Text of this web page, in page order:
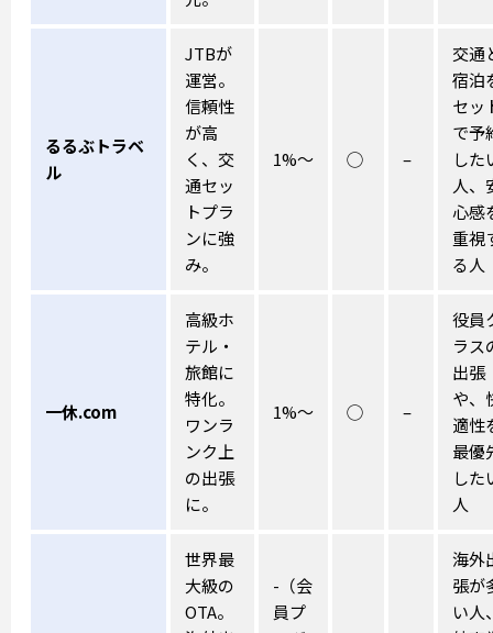
るるぶトラベ
ル
JTBが
運営。
信頼性
が高
く、交
通セッ
トプラ
ンに強
み。
1%〜 ◯ –
交通
宿泊
セッ
で予
した
人、
心感
重視
る人
一休.com
高級ホ
テル・
旅館に
特化。
ワンラ
ンク上
の出張
に。
1%〜 ◯ –
役員
ラス
出張
や、
適性
最優
した
人
世界最
大級の
OTA。
-（会
員プ
海外
張が
い人